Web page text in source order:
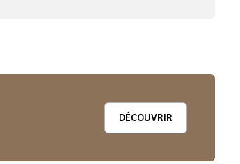
DÉCOUVRIR